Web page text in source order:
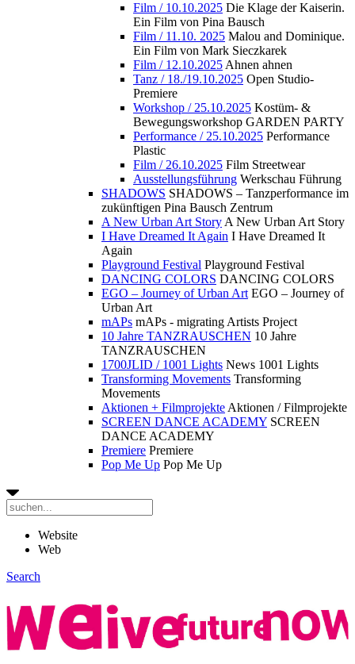
Film / 10.10.2025 Die Klage der Kaiserin.
Ein Film von Pina Bausch
Film / 11.10. 2025 Malou and Dominique.
Ein Film von Mark Sieczkarek
Film / 12.10.2025 Ahnen ahnen
Tanz / 18./19.10.2025 Open Studio-
Premiere
Workshop / 25.10.2025 Kostüm- &
Bewegungsworkshop GARDEN PARTY
Performance / 25.10.2025 Performance
Plastic
Film / 26.10.2025 Film Streetwear
Ausstellungsführung Werkschau Führung
SHADOWS SHADOWS – Tanzperformance im
zukünftigen Pina Bausch Zentrum
A New Urban Art Story A New Urban Art Story
I Have Dreamed It Again I Have Dreamed It
Again
Playground Festival Playground Festival
DANCING COLORS DANCING COLORS
EGO – Journey of Urban Art EGO – Journey of
Urban Art
mAPs mAPs - migrating Artists Project
10 Jahre TANZRAUSCHEN 10 Jahre
TANZRAUSCHEN
1700JLID / 1001 Lights News 1001 Lights
Transforming Movements Transforming
Movements
Aktionen + Filmprojekte Aktionen / Filmprojekte
SCREEN DANCE ACADEMY SCREEN
DANCE ACADEMY
Premiere Premiere
Pop Me Up Pop Me Up
Website
Web
Search